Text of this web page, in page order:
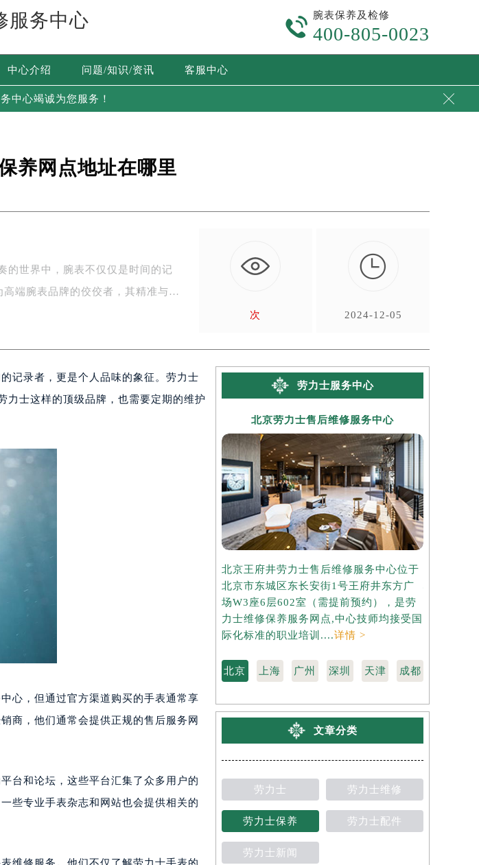
服务中心 
腕表保养及检修
400-805-0023
中心介绍 问题/知识/资讯 客服中心
中心竭诚为您服务！ 
养网点地址在哪里
的世界中，腕表不仅仅是时间的记
端腕表品牌的佼佼者，其精准与…
次

2024-12-05
记录者，更是个人品味的象征。劳力士
力士这样的顶级品牌，也需要定期的维护
心，但通过官方渠道购买的手表通常享
商，他们通常会提供正规的售后服务网
台和论坛，这些平台汇集了众多用户的
些专业手表杂志和网站也会提供相关的
劳力士服务中心
北京劳力士售后维修服务中心
北京王府井劳力士售后维修服务中心位于
北京市东城区东长安街1号王府井东方广
场W3座6层602室（需提前预约），是劳
力士维修保养服务网点,中心技师均接受国
际化标准的职业培训....详情 >
北京 上海 广州 深圳 天津 成都
文章分类
劳力士 劳力士维修
劳力士保养 劳力士配件
劳力士新闻